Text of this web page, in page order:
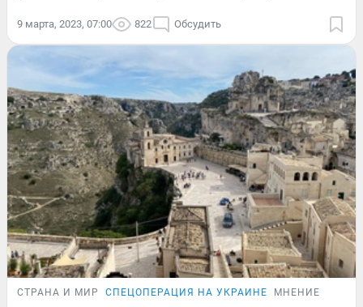
9 марта, 2023, 07:00 822 Обсудить
СТРАНА И МИР СПЕЦОПЕРАЦИЯ НА УКРАИНЕ МНЕНИЕ